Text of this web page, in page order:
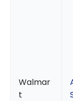
Walmar
t